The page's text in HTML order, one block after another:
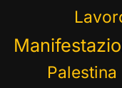
Palestina